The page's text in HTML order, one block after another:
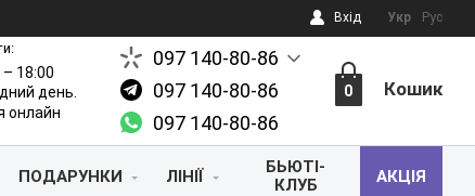
Вхід Укр Рус
18:00
день.
онлайн
097 140-80-86
097 140-80-86
097 140-80-86
0 Кошик
ПОДАРУНКИ ЛІНІЇ
БЬЮТІ-
КЛУБ
АКЦІЯ